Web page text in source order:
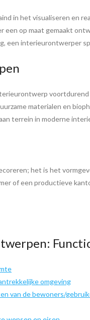
in het visualiseren en
op maat gemaakt
een interieurontwerper
materialen en
terrein in moderne
het is het
of een productieve
omgeving
van de bewoners/